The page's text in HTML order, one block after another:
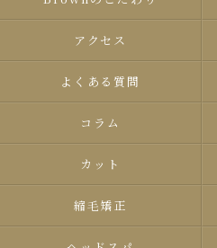
アクセス
よくある質問
コラム
カット
縮毛矯正